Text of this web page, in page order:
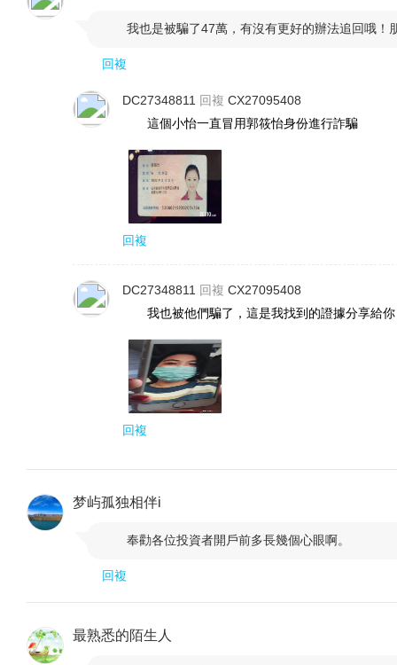
我也是被騙了47萬，有沒有更好的辦法追回哦！
回複
DC27348811 回複 CX27095408
這個小怡一直冒用郭筱怡身份進行詐騙
回複
DC27348811 回複 CX27095408
我也被他們騙了，這是我找到的證據分享給
回複
梦屿孤独相伴i
奉勸各位投資者開戶前多長幾個心眼啊。
回複
最熟悉的陌生人